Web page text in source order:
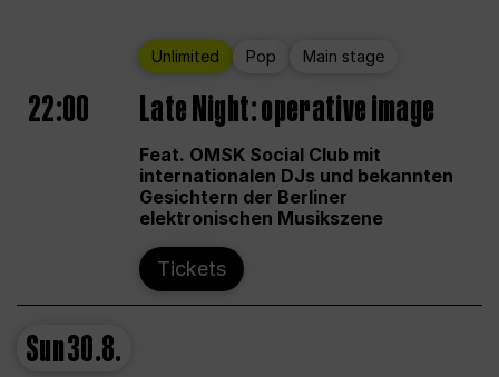
Unlimited Pop Main stage
22:00 Late Night: operative image
Feat. OMSK Social Club mit
internationalen DJs und bekannten
Gesichtern der Berliner
elektronischen Musikszene
Tickets
Sun30.8.